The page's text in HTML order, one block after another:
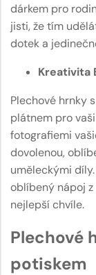
dárkem pro
jisti, že tím
dotek a
Kreativita
Plechové hrnky
plátnem pro
fotografiemi
dovolenou,
uměleckými
oblíbený nápoj
nejlepší chvíle.
Plechové
potiskem